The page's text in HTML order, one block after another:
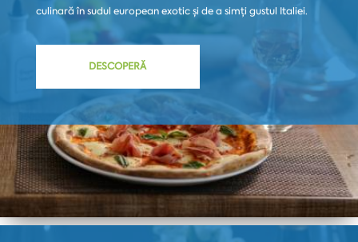
culinară în sudul european exotic și de a simți gustul Italiei.
DESCOPERĂ